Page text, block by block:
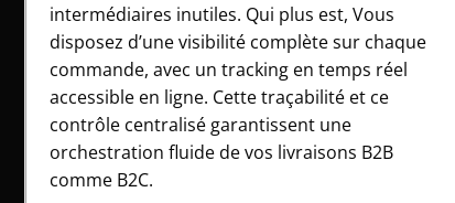
intermédiaires inutiles. Qui plus est, Vous
disposez d’une visibilité complète sur chaque
commande, avec un tracking en temps réel
accessible en ligne. Cette traçabilité et ce
contrôle centralisé garantissent une
orchestration fluide de vos livraisons B2B
comme B2C.